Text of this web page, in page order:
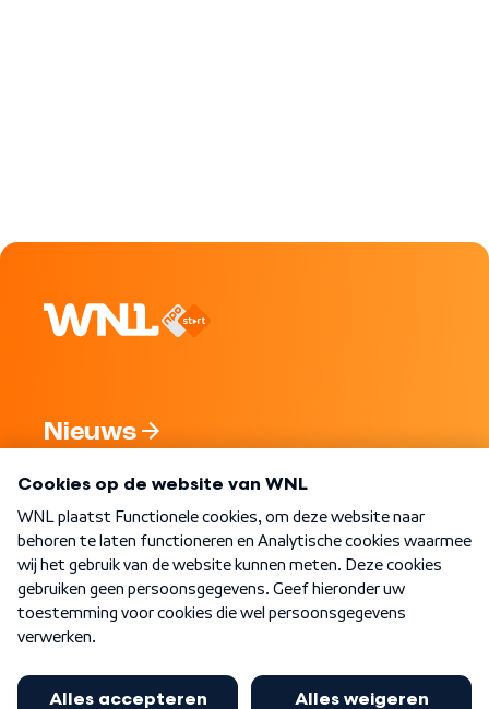
Nieuws
Nieuwsbrief
Word Lid